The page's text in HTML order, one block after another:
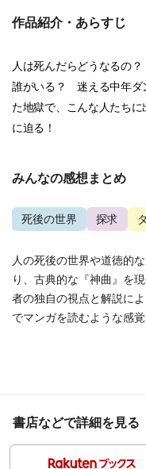
作品紹介・あらすじ
人は死んだらどうなるの
誰がいる？ 迷える中年ダ
た地獄で、こんな人たち
に迫る！
みんなの感想まとめ
死後の世界 探求
人の死後の世界や道徳的
り、古典的な『神曲』を
者の独自の視点と解説に
でマンガを読むような感覚
書店などで詳細を見る